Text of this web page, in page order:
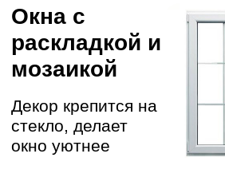
ЗАВИСЯТ ОТ
МОНТАЖА
бригады с опытом > 10
лет
Даем гарантию на работы